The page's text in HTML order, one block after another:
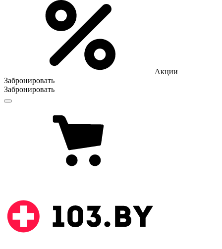
Акции
Забронировать
Забронировать